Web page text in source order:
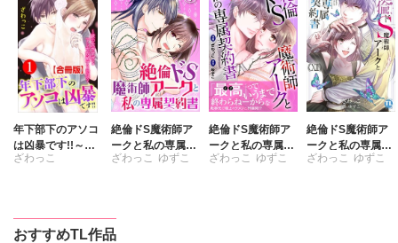
年下部下のアソコ
は凶暴です!!～彼
の大きすぎるアレ
ざわっこ
絶倫ドS魔術師ア
ークと私の専属契
約書
ざわっこ ゆずこ
絶倫ドS魔術師ア
ークと私の専属契
約書【豪華版】
ざわっこ ゆずこ
絶倫ドS魔術師ア
ークと私の専属契
約書【単行本版】
ざわっこ ゆずこ
おすすめTL作品